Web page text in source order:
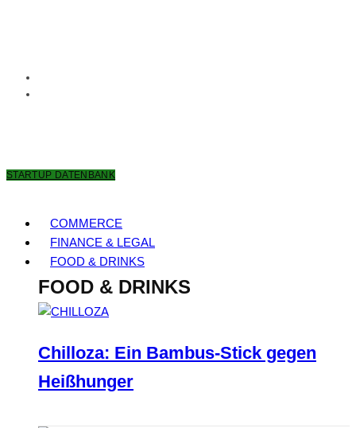
STARTUP DATENBANK
COMMERCE
FINANCE & LEGAL
FOOD & DRINKS
FOOD & DRINKS
Chilloza: Ein Bambus-Stick gegen
Heißhunger